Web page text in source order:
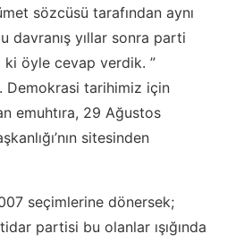
sözcüsü tarafından aynı
davranış yıllar sonra parti
ki öyle cevap verdik. ”
Demokrasi tarihimiz için
e­muhtıra, 29 Ağustos
sitesinden
seçimlerine dönersek;
partisi bu olanlar ışığında